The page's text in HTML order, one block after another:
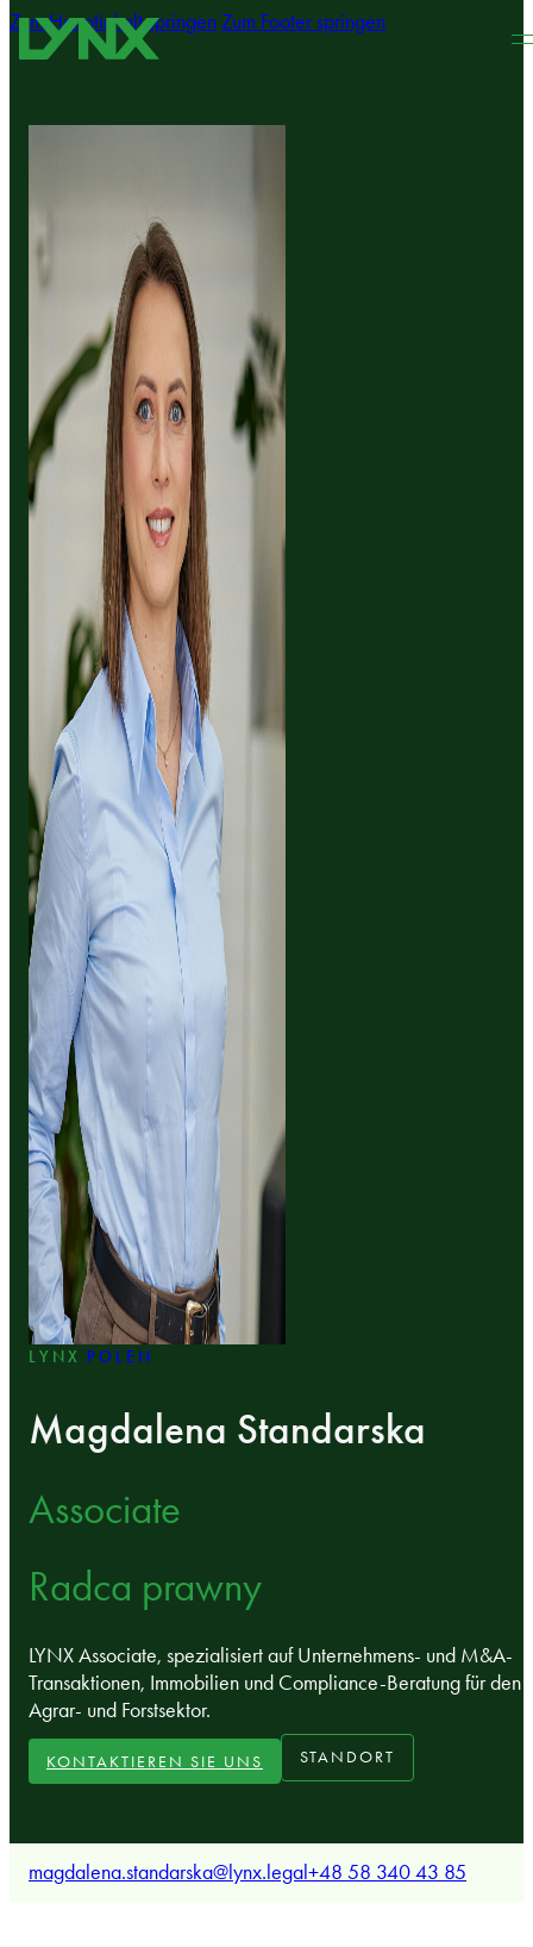
Zum Hauptinhalt springenZum Footer springen
LYNX POLEN
Magdalena Standarska
Associate
Radca prawny
LYNX Associate, spezialisiert auf Unternehmens- und M&A-
Transaktionen, Immobilien und Compliance-Beratung für den
Agrar- und Forstsektor.
KONTAKTIEREN SIE UNS STANDORT
magdalena.standarska@lynx.legal+48 58 340 43 85